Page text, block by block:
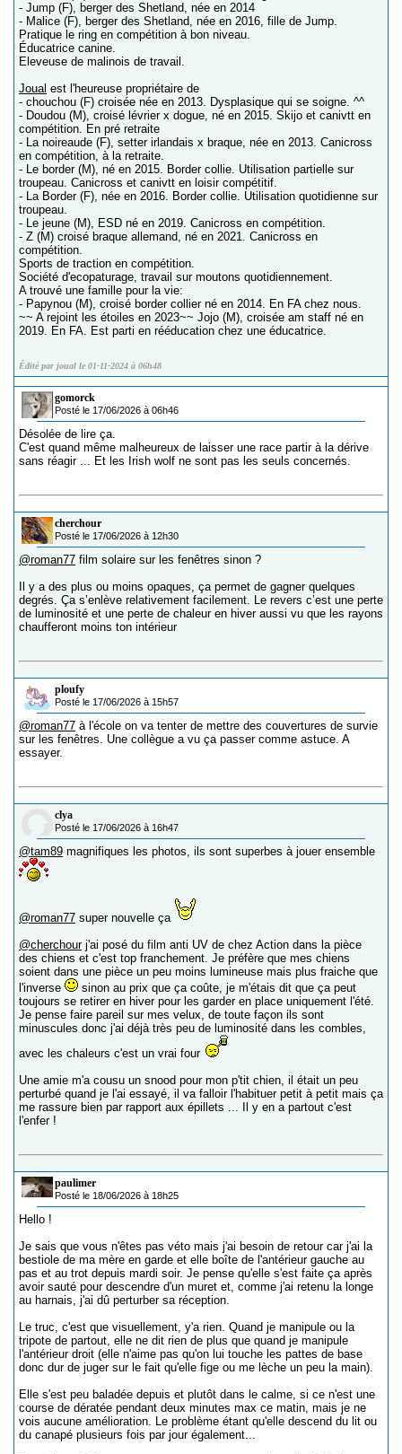
- Jump (F), berger des Shetland, née en 2014
- Malice (F), berger des Shetland, née en 2016, fille de Jump.
Pratique le ring en compétition à bon niveau.
Éducatrice canine.
Eleveuse de malinois de travail.
Joual est l'heureuse propriétaire de
- chouchou (F) croisée née en 2013. Dysplasique qui se soigne. ^^
- Doudou (M), croisé lévrier x dogue, né en 2015. Skijo et canivtt en
compétition. En pré retraite
- La noireaude (F), setter irlandais x braque, née en 2013. Canicross
en compétition, à la retraite.
- Le border (M), né en 2015. Border collie. Utilisation partielle sur
troupeau. Canicross et canivtt en loisir compétitif.
- La Border (F), née en 2016. Border collie. Utilisation quotidienne sur
troupeau.
- Le jeune (M), ESD né en 2019. Canicross en compétition.
- Z (M) croisé braque allemand, né en 2021. Canicross en
compétition.
Sports de traction en compétition.
Société d'ecopaturage, travail sur moutons quotidiennement.
A trouvé une famille pour la vie:
- Papynou (M), croisé border collier né en 2014. En FA chez nous.
~~ A rejoint les étoiles en 2023~~ Jojo (M), croisée am staff né en
2019. En FA. Est parti en rééducation chez une éducatrice.
Édité par joual le 01-11-2024 à 06h48
gomorck
Posté le 17/06/2026 à 06h46
Désolée de lire ça.
C'est quand même malheureux de laisser une race partir à la dérive
sans réagir ... Et les Irish wolf ne sont pas les seuls concernés.
cherchour
Posté le 17/06/2026 à 12h30
@roman77 film solaire sur les fenêtres sinon ?
Il y a des plus ou moins opaques, ça permet de gagner quelques
degrés. Ça s’enlève relativement facilement. Le revers c’est une perte
de luminosité et une perte de chaleur en hiver aussi vu que les rayons
chaufferont moins ton intérieur
ploufy
Posté le 17/06/2026 à 15h57
@roman77 à l'école on va tenter de mettre des couvertures de survie
sur les fenêtres. Une collègue a vu ça passer comme astuce. A
essayer.
clya
Posté le 17/06/2026 à 16h47
@tam89 magnifiques les photos, ils sont superbes à jouer ensemble
@roman77 super nouvelle ça
@cherchour j'ai posé du film anti UV de chez Action dans la pièce
des chiens et c'est top franchement. Je préfère que mes chiens
soient dans une pièce un peu moins lumineuse mais plus fraiche que
l'inverse
sinon au prix que ça coûte, je m'étais dit que ça peut
toujours se retirer en hiver pour les garder en place uniquement l'été.
Je pense faire pareil sur mes velux, de toute façon ils sont
minuscules donc j'ai déjà très peu de luminosité dans les combles,
avec les chaleurs c'est un vrai four
Une amie m'a cousu un snood pour mon p'tit chien, il était un peu
perturbé quand je l'ai essayé, il va falloir l'habituer petit à petit mais ça
me rassure bien par rapport aux épillets ... Il y en a partout c'est
l'enfer !
paulimer
Posté le 18/06/2026 à 18h25
Hello !
Je sais que vous n'êtes pas véto mais j'ai besoin de retour car j'ai la
bestiole de ma mère en garde et elle boîte de l'antérieur gauche au
pas et au trot depuis mardi soir. Je pense qu'elle s'est faite ça après
avoir sauté pour descendre d'un muret et, comme j'ai retenu la longe
au harnais, j'ai dû perturber sa réception.
Le truc, c'est que visuellement, y'a rien. Quand je manipule ou la
tripote de partout, elle ne dit rien de plus que quand je manipule
l'antérieur droit (elle n'aime pas qu'on lui touche les pattes de base
donc dur de juger sur le fait qu'elle fige ou me lèche un peu la main).
Elle s'est peu baladée depuis et plutôt dans le calme, si ce n'est une
course de dératée pendant deux minutes max ce matin, mais je ne
vois aucune amélioration. Le problème étant qu'elle descend du lit ou
du canapé plusieurs fois par jour également...